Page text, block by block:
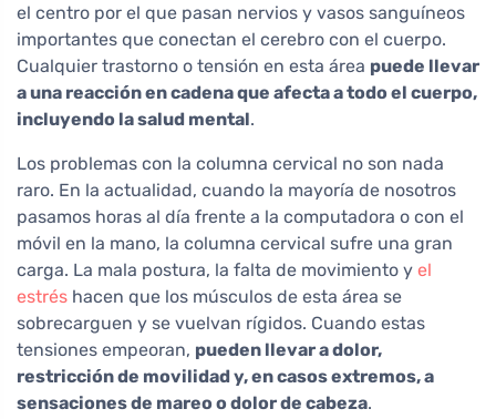
el centro por el que pasan nervios y vasos sanguíneos
importantes que conectan el cerebro con el cuerpo.
Cualquier trastorno o tensión en esta área puede llevar
a una reacción en cadena que afecta a todo el cuerpo,
incluyendo la salud mental.
Los problemas con la columna cervical no son nada
raro. En la actualidad, cuando la mayoría de nosotros
pasamos horas al día frente a la computadora o con el
móvil en la mano, la columna cervical sufre una gran
carga. La mala postura, la falta de movimiento y el
estrés hacen que los músculos de esta área se
sobrecarguen y se vuelvan rígidos. Cuando estas
tensiones empeoran, pueden llevar a dolor,
restricción de movilidad y, en casos extremos, a
sensaciones de mareo o dolor de cabeza.